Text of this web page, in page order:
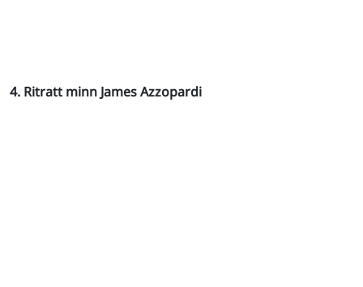
4. Ritratt minn James Azzopardi